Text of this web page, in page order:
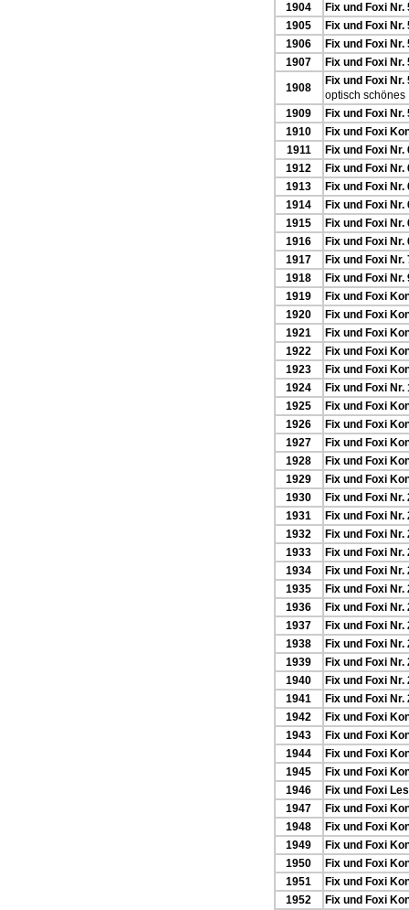
1904
Fix und Foxi Nr.
1905
Fix und Foxi Nr.
1906
Fix und Foxi Nr.
1907
Fix und Foxi Nr.
1908
Fix und Foxi Nr.
optisch schönes
1909
Fix und Foxi Nr.
1910
Fix und Foxi
1911
Fix und Foxi Nr.
1912
Fix und Foxi Nr.
1913
Fix und Foxi Nr.
1914
Fix und Foxi Nr.
1915
Fix und Foxi Nr.
1916
Fix und Foxi Nr.
1917
Fix und Foxi Nr.
1918
Fix und Foxi Nr.
1919
Fix und Foxi
1920
Fix und Foxi
1921
Fix und Foxi
1922
Fix und Foxi
1923
Fix und Foxi
1924
Fix und Foxi Nr.
1925
Fix und Foxi
1926
Fix und Foxi
1927
Fix und Foxi
1928
Fix und Foxi
1929
Fix und Foxi
1930
Fix und Foxi Nr.
1931
Fix und Foxi Nr.
1932
Fix und Foxi Nr.
1933
Fix und Foxi Nr.
1934
Fix und Foxi Nr.
1935
Fix und Foxi Nr.
1936
Fix und Foxi Nr.
1937
Fix und Foxi Nr.
1938
Fix und Foxi Nr.
1939
Fix und Foxi Nr.
1940
Fix und Foxi Nr.
1941
Fix und Foxi Nr.
1942
Fix und Foxi
1943
Fix und Foxi
1944
Fix und Foxi
1945
Fix und Foxi
1946
Fix und Foxi
1947
Fix und Foxi
1948
Fix und Foxi
1949
Fix und Foxi
1950
Fix und Foxi
1951
Fix und Foxi
1952
Fix und Foxi